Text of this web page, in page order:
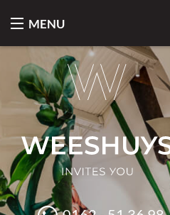
MENU
SFEER
MENU
ZAKELIJK & EVENTS
SPECIALS